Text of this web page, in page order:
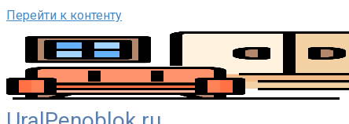
Перейти к контенту